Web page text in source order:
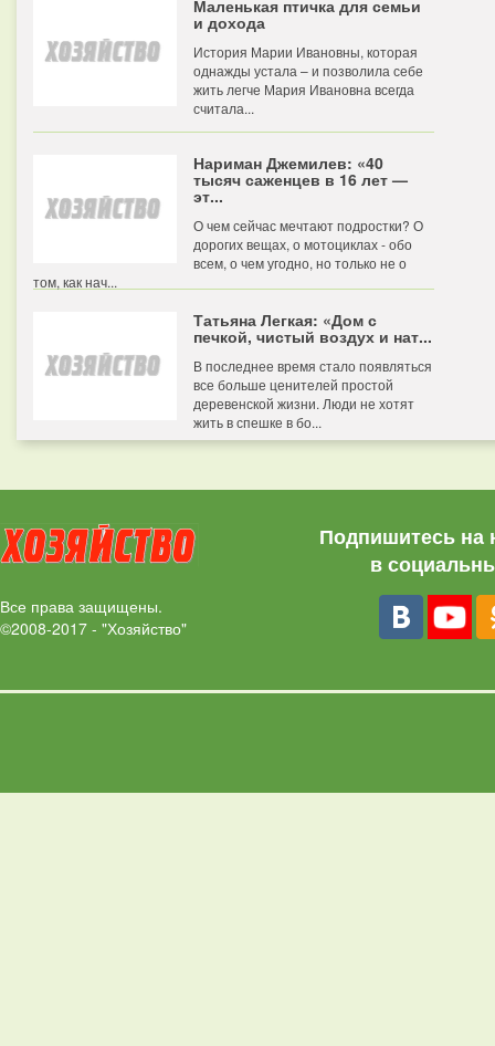
Маленькая птичка для семьи
и дохода
История Марии Ивановны, которая
однажды устала – и позволила себе
жить легче Мария Ивановна всегда
считала...
Нариман Джемилев: «40
тысяч саженцев в 16 лет —
эт...
О чем сейчас мечтают подростки? О
дорогих вещах, о мотоциклах - обо
всем, о чем угодно, но только не о
том, как нач...
Татьяна Легкая: «Дом с
печкой, чистый воздух и нат...
В последнее время стало появляться
все больше ценителей простой
деревенской жизни. Люди не хотят
жить в спешке в бо...
Все права защищены.
©2008-2017 - "Хозяйство"
Подпишитесь на
в